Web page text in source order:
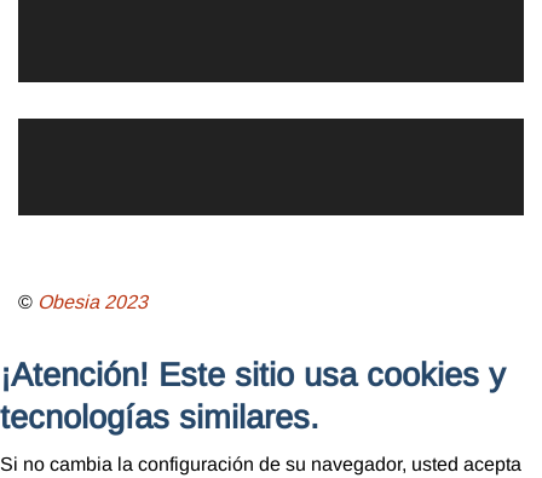
© Obesia2023
¡Atención! Este sitio usa cookies y
tecnologías similares.
Si no cambia la configuración de su navegador, usted acepta